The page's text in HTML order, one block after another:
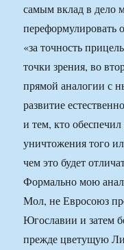
самым вклад в дело
переформулировать
«за точность
точки зрения, во
прямой аналогии с
развитие
и тем, кто
уничтожения того
чем это будет
Формально мою
Мол, не Евросоюз
Югославии и затем
прежде цветущую